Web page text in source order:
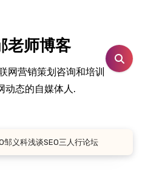
老师博客
网营销策划咨询和培训
动态的自媒体人.
邹义科浅谈SEO三人行论坛